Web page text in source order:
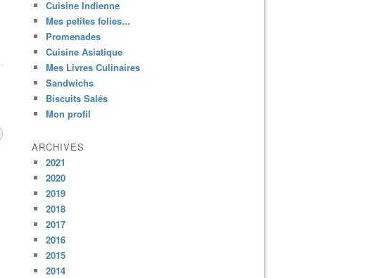
Cuisine Indienne
Mes petites folies...
Promenades
Cuisine Asiatique
Mes Livres Culinaires
Sandwichs
Biscuits Salés
Mon profil
ARCHIVES
2021
2020
2019
2018
2017
2016
2015
2014